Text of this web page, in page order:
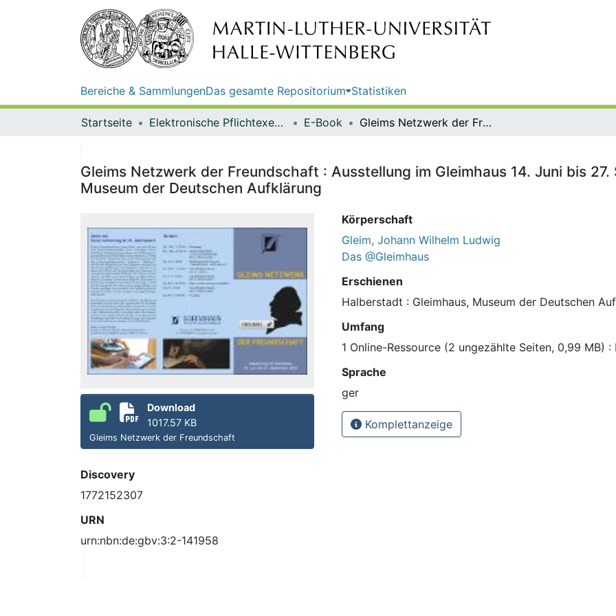
Bereiche & SammlungenDas gesamte Repositorium Statistiken
Startseite Elektronische Pflichtexemplare E-Book Gleims Netzwerk der Freundschaft : Ausstellung im Gleimhaus 14. Juni bis 27. September 2015 / Gleimhaus, Museum der Deutschen Aufklärung
Gleims Netzwerk der Freundschaft : Ausstellung im Gleimhaus 14. Juni bis
Museum der Deutschen Aufklärung
Download
1017.57 KB
Gleims Netzwerk der Freundschaft
Discovery
1772152307
URN
urn:nbn:de:gbv:3:2-141958
Körperschaft
Gleim, Johann Wilhelm Ludwig
Das @Gleimhaus
Erschienen
Halberstadt : Gleimhaus, Museum der Deutschen
Umfang
1 Online-Ressource (2 ungezählte Seiten, 0,99 MB)
Sprache
ger
Komplettanzeige